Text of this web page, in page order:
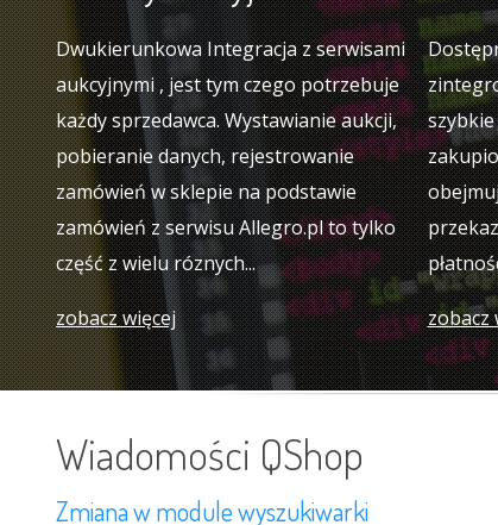
Dwukierunkowa Integracja z serwisami
aukcyjnymi , jest tym czego potrzebuje
każdy sprzedawca. Wystawianie aukcji,
pobieranie danych, rejestrowanie
zamówień w sklepie na podstawie
zamówień z serwisu Allegro.pl to tylko
część z wielu róznych...
zobacz więcej zobacz
Wiadomości QShop
Zmiana w module wyszukiwarki